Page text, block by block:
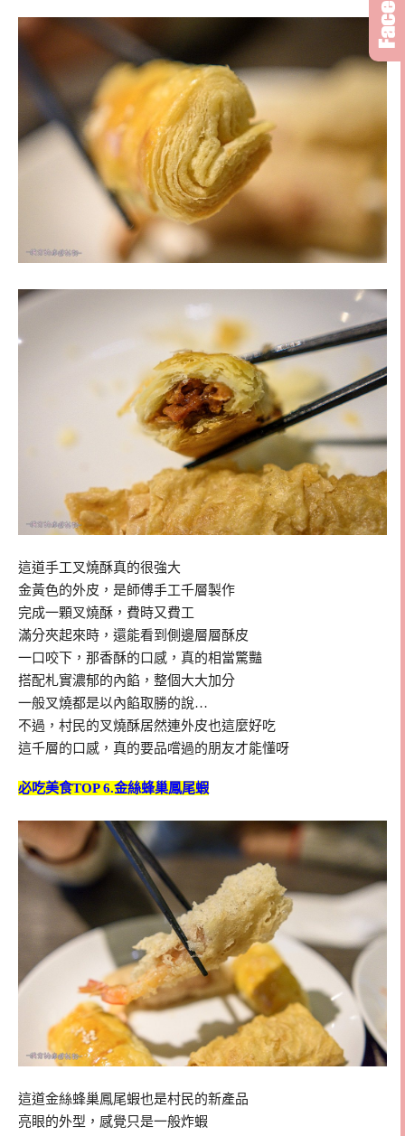
這道手工叉燒酥真的很強大
金黃色的外皮，是師傅手工千層製作
完成一顆叉燒酥，費時又費工
滿分夾起來時，還能看到側邊層層酥皮
一口咬下，那香酥的口感，真的相當驚豔
搭配札實濃郁的內餡，整個大大加分
一般叉燒都是以內餡取勝的說…
不過，村民的叉燒酥居然連外皮也這麼好吃
這千層的口感，真的要品嚐過的朋友才能懂呀
必吃美食TOP 6.金絲蜂巢鳳尾蝦
這道金絲蜂巢鳳尾蝦也是村民的新產品
亮眼的外型，感覺只是一般炸蝦